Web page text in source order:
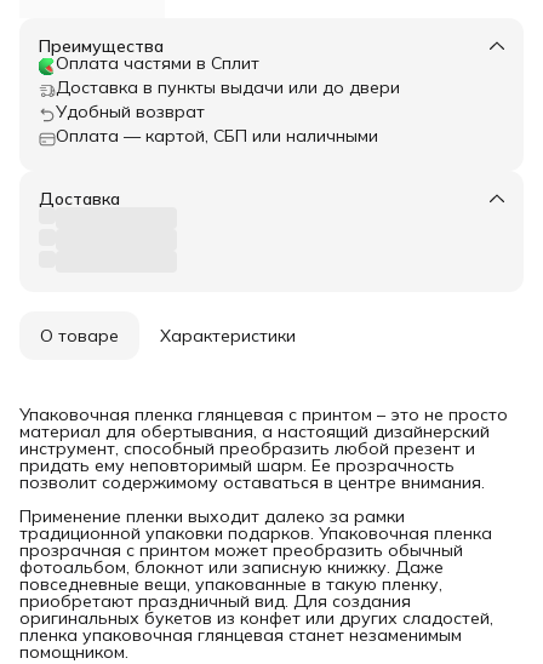
Преимущества
Оплата частями в Сплит
Доставка в пункты выдачи или до двери
Удобный возврат
Оплата — картой, СБП или наличными
Доставка
О товаре Характеристики
Упаковочная пленка глянцевая с принтом – это не просто
материал для обертывания, а настоящий дизайнерский
инструмент, способный преобразить любой презент и
придать ему неповторимый шарм. Ее прозрачность
позволит содержимому оставаться в центре внимания.
Применение пленки выходит далеко за рамки
традиционной упаковки подарков. Упаковочная пленка
прозрачная с принтом может преобразить обычный
фотоальбом, блокнот или записную книжку. Даже
повседневные вещи, упакованные в такую пленку,
приобретают праздничный вид. Для создания
оригинальных букетов из конфет или других сладостей,
пленка упаковочная глянцевая станет незаменимым
помощником.